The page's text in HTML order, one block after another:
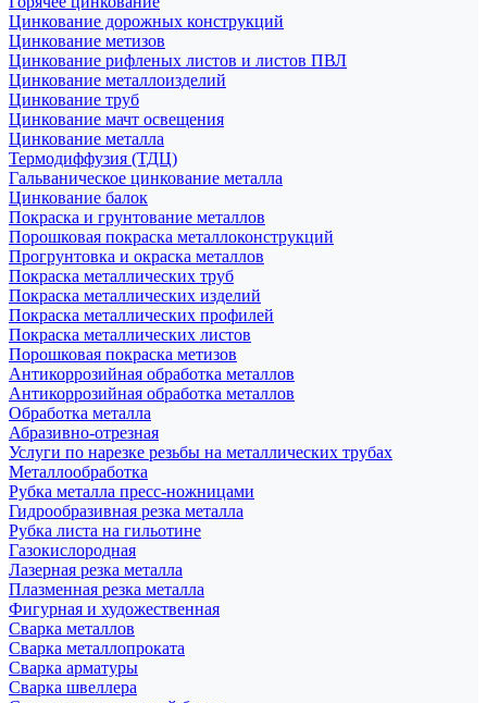
Цинкование дорожных конструкций
Цинкование метизов
Цинкование рифленых листов и листов ПВЛ
Цинкование металлоизделий
Цинкование труб
Цинкование мачт освещения
Цинкование металла
Термодиффузия (ТДЦ)
Гальваническое цинкование металла
Цинкование балок
Покраска и грунтование металлов
Порошковая покраска металлоконструкций
Прогрунтовка и окраска металлов
Покраска металлических труб
Покраска металлических изделий
Покраска металлических профилей
Покраска металлических листов
Порошковая покраска метизов
Антикоррозийная обработка металлов
Антикоррозийная обработка металлов
Обработка металла
Абразивно-отрезная
Услуги по нарезке резьбы на металлических трубах
Металлообработка
Рубка металла пресс-ножницами
Гидрообразивная резка металла
Рубка листа на гильотине
Газокислородная
Лазерная резка металла
Плазменная резка металла
Фигурная и художественная
Сварка металлов
Сварка металлопроката
Сварка арматуры
Сварка швеллера